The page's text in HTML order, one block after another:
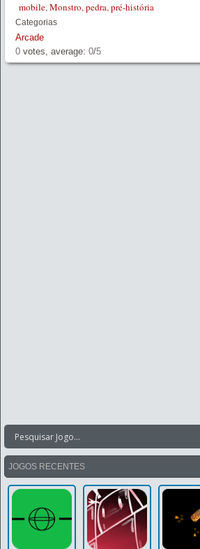
mobile,Monstro,pedra,pré-história
Categorias
Arcade
0 votes, average: 0/5
JOGOS RECENTES